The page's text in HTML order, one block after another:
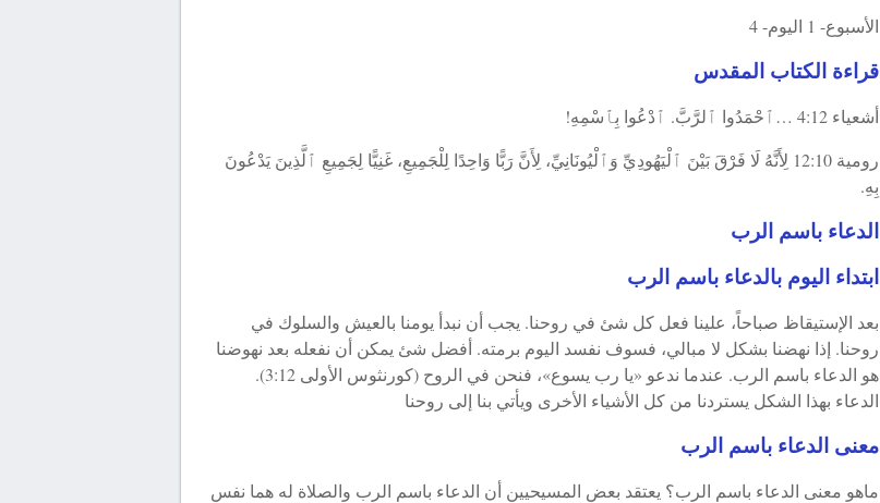
الأسبوع- 1 اليوم- 4
قراءة الكتاب المقدس
أشعياء 4:12 …ٱحْمَدُوا ٱلرَّبَّ. ٱدْعُوا بِٱسْمِهِ!
رومية 12:10 لِأَنَّهُ لَا فَرْقَ بَيْنَ ٱلْيَهُودِيِّ وَٱلْيُونَانِيِّ، لِأَنَّ رَبًّا وَاحِدًا لِلْجَمِيعِ، غَنِيًّا لِجَمِيعِ ٱلَّذِينَ يَدْعُونَ
بِهِ.
الدعاء باسم الرب
ابتداء اليوم بالدعاء باسم الرب
بعد الإستيقاظ صباحاً، علينا فعل كل شئ في روحنا. يجب أن نبدأ يومنا بالعيش والسلوك في
روحنا. إذا نهضنا بشكل لا مبالي، فسوف نفسد اليوم برمته. أفضل شئ يمكن أن نفعله بعد نهوضنا
هو الدعاء باسم الرب. عندما ندعو «يا رب يسوع»، فنحن في الروح (كورنثوس الأولى 3:12).
الدعاء بهذا الشكل يستردنا من كل الأشياء الأخرى ويأتي بنا إلى روحنا
معنى الدعاء باسم الرب
ماهو معنى الدعاء باسم الرب؟ يعتقد بعض المسيحيين أن الدعاء باسم الرب والصلاة له هما نفس